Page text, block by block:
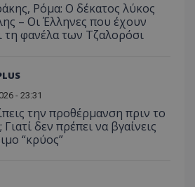
Ρόμα: Ο δέκατος λύκος
– Οι Έλληνες που έχουν
τη φανέλα των Τζαλορόσι
- 23:31
την προθέρμανση πριν το
Γιατί δεν πρέπει να βγαίνεις
“κρύος”